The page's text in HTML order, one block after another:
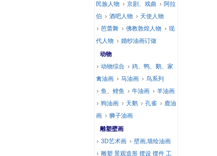
民族人物
京剧、戏曲
阿拉
伯
酒吧人物
天使人物
芭蕾舞
佛教敦煌人物
现
代人物
婚纱油画订做
动物
动物综合
鸡、鸭、鹅、家
禽油画
马油画
鸟系列
鱼、鲤鱼
牛油画
羊油画
狗油画
天鹅 孔雀
鹿油
画
狮子油画
雕塑壁画
3D艺术画
壁画,墙绘油画
雕塑 景观造形 摆设 摆件 工